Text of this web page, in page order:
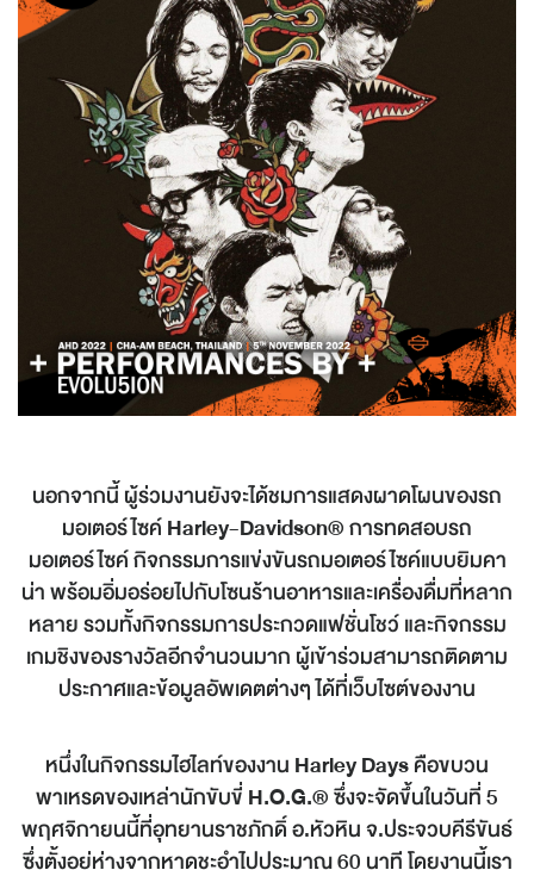
นอกจากนี้ ผู้ร่วมงานยังจะได้ชมการแสดงผาดโผนของรถ
มอเตอร์ไซค์Harley-Davidson®การทดสอบรถ
มอเตอร์ไซค์ กิจกรรมการแข่งขันรถมอเตอร์ไซค์แบบยิมคา
น่า พร้อมอิ่มอร่อยไปกับโซนร้านอาหารและเครื่องดื่มที่หลาก
หลาย รวมทั้งกิจกรรมการประกวดแฟชั่นโชว์ และกิจกรรม
เกมชิงของรางวัลอีกจำนวนมาก ผู้เข้าร่วมสามารถติดตาม
ประกาศและข้อมูลอัพเดตต่างๆ ได้ที่เว็บไซต์ของงาน
หนึ่งในกิจกรรมไฮไลท์ของงาน Harley Daysคือขบวน
พาเหรดของเหล่านักขับขี่ H.O.G.®ซึ่งจะจัดขึ้นในวันที่ 5
พฤศจิกายนนี้ที่อุทยานราชภักดิ์ อ.หัวหิน จ.ประจวบคีรีขันธ์
ซึ่งตั้งอยู่ห่างจากหาดชะอำไปประมาณ 60 นาที โดยงานนี้เรา